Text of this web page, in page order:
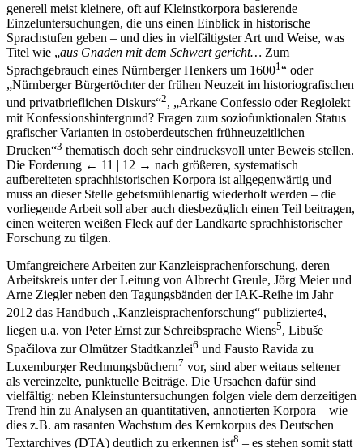
Der Fülle an Quellen und interessanten Themen geschuldet, sind es
generell meist kleinere, oft auf Kleinstkorpora basierende
Einzeluntersuchungen, die uns einen Einblick in historische
Sprachstufen geben – und dies in vielfältigster Art und Weise, was
Titel wie „aus Gnaden mit dem Schwert gericht…Zum
Sprachgebrauch eines Nürnberger Henkers um 16001“ oder
„Nürnberger Bürgertöchter der frühen Neuzeit im historiografischen
und privatbrieflichen Diskurs“2, „Arkane Confessio oder Regiolekt
mit Konfessionshintergrund? Fragen zum soziofunktionalen Status
grafischer Varianten in ostoberdeutschen frühneuzeitlichen
Drucken“3thematisch doch sehr eindrucksvoll unter Beweis stellen.
Die Forderung← 11 | 12 →nach größeren, systematisch
aufbereiteten sprachhistorischen Korpora ist allgegenwärtig und
muss an dieser Stelle gebetsmühlenartig wiederholt werden – die
vorliegende Arbeit soll aber auch diesbezüglich einen Teil beitragen,
einen weiteren weißen Fleck auf der Landkarte sprachhistorischer
Umfangreichere Arbeiten zur Kanzleisprachenforschung, deren
Arbeitskreis unter der Leitung von Albrecht Greule, Jörg Meier und
Arne Ziegler neben den Tagungsbänden der IAK-Reihe im Jahr
2012 das Handbuch „Kanzleisprachenforschung“ publizierte4
liegen u.a. von Peter Ernst zur Schreibsprache Wiens , Libuše
Spačilova zur Olmützer Stadtkanzlei und Fausto Ravida zu
Luxemburger Rechnungsbüchern7vor, sind aber weitaus seltener
als vereinzelte, punktuelle Beiträge. Die Ursachen dafür sind
vielfältig: neben Kleinstuntersuchungen folgen viele dem derzeitigen
Trend hin zu Analysen an quantitativen, annotierten Korpora – wie
dies z.B. am rasanten Wachstum des Kernkorpus des Deutschen